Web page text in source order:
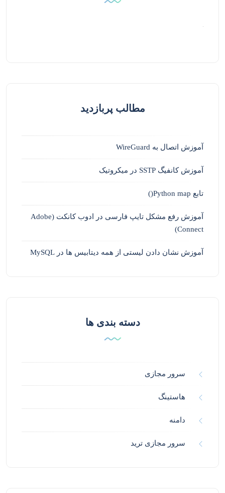
مطالب پربازدید
آموزش اتصال به WireGuard
آموزش کانفیگ SSTP در میکروتیک
تابع Python map()
آموزش رفع مشکل تایپ فارسی در ادوب کانکت (Adobe
Connect)
آموزش نشان دادن لیستی از همه دیتابیس ها در MySQL
دسته بندی ها
سرور مجازی
هاستینگ
دامنه
سرور مجازی ترید